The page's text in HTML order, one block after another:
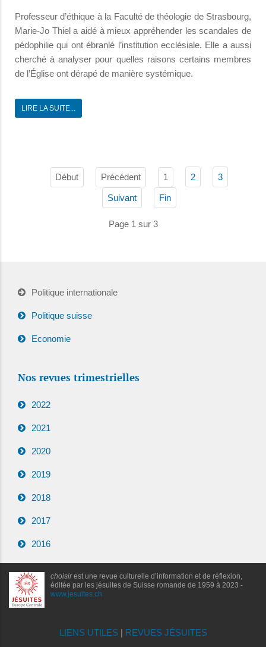
Professeur d’éthique à la Faculté de théologie de Strasbourg,
Marie-Jo Thiel a aidé à mieux appréhender les scandales de
pédophilie qui ont ébranlé l’institution ecclésiale. Elle a aussi
cherché à analyser pour quelles raisons certains membres
de l’Église ont dérapé de manière systémique.
LIRE LA SUITE...
Début Précédent 1 2 3
Suivant Fin
Page 1 sur 3
Politique internationale
Politique suisse
Economie
Nos revues trimestrielles
2022
2021
2020
2019
2018
2017
2016
choisirest une revue culturelle d’information et de réflexion,
éditée par les jésuites de Suisse romande de 1959 à 2023 -
www.jesuites.ch
LIENS UTILES| REVUES JÉSUITES